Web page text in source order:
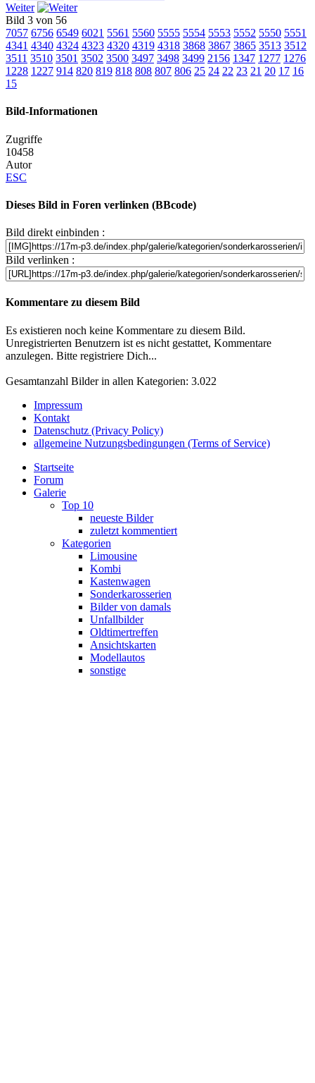
Weiter
Bild 3 von 56
7057 6756 6549 6021 5561 5560 5555 5554 5553 5552 5550 5551
4341 4340 4324 4323 4320 4319 4318 3868 3867 3865 3513 3512
3511 3510 3501 3502 3500 3497 3498 3499 2156 1347 1277 1276
1228 1227 914 820 819 818 808 807 806 25 24 22 23 21 20 17 16
15
Bild-Informationen
Zugriffe
10458
Autor
ESC
Dieses Bild in Foren verlinken (BBcode)
Bild direkt einbinden :
Bild verlinken :
Kommentare zu diesem Bild
Es existieren noch keine Kommentare zu diesem Bild.
Unregistrierten Benutzern ist es nicht gestattet, Kommentare
anzulegen. Bitte registriere Dich...
Gesamtanzahl Bilder in allen Kategorien: 3.022
Impressum
Kontakt
Datenschutz (Privacy Policy)
allgemeine Nutzungsbedingungen (Terms of Service)
Startseite
Forum
Galerie
Top 10
neueste Bilder
zuletzt kommentiert
Kategorien
Limousine
Kombi
Kastenwagen
Sonderkarosserien
Bilder von damals
Unfallbilder
Oldtimertreffen
Ansichtskarten
Modellautos
sonstige